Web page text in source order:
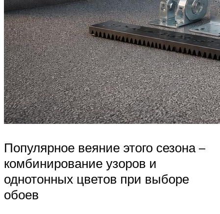
Популярное веяние этого сезона –
комбинирование узоров и
однотонных цветов при выборе
обоев